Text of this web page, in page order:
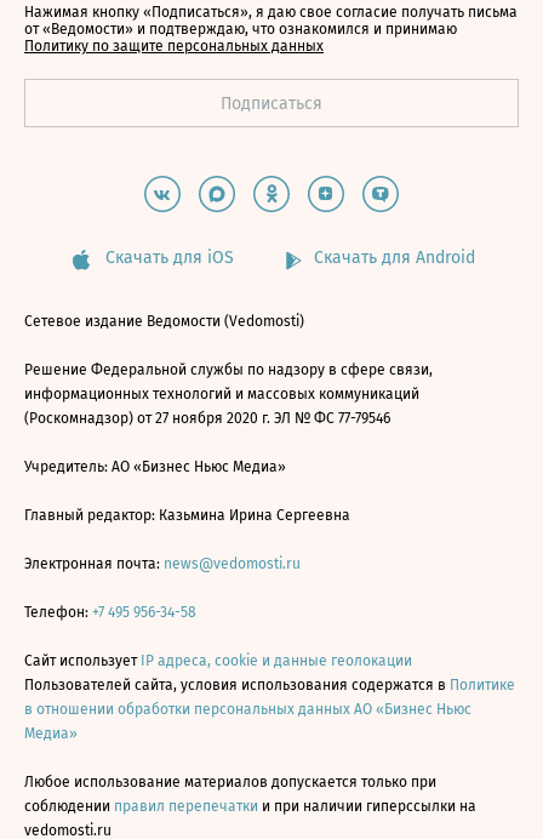
Нажимая кнопку «Подписаться», я даю свое согласие получать письма
от «Ведомости» и подтверждаю, что ознакомился и принимаю
Политику по защите персональных данных
Скачать для iOS Скачать для Android
Сетевое издание Ведомости (Vedomosti)
Решение Федеральной службы по надзору в сфере связи,
информационных технологий и массовых коммуникаций
(Роскомнадзор) от 27 ноября 2020 г. ЭЛ № ФС 77-79546
Учредитель: АО «Бизнес Ньюс Медиа»
Главный редактор: Казьмина Ирина Сергеевна
Электронная почта: news@vedomosti.ru
Телефон: +7 495 956-34-58
Сайт использует IP адреса, cookie и данные геолокации
Пользователей сайта, условия использования содержатся в Политике
в отношении обработки персональных данных АО «Бизнес Ньюс
Медиа»
Любое использование материалов допускается только при
соблюдении правил перепечатки и при наличии гиперссылки на
vedomosti.ru